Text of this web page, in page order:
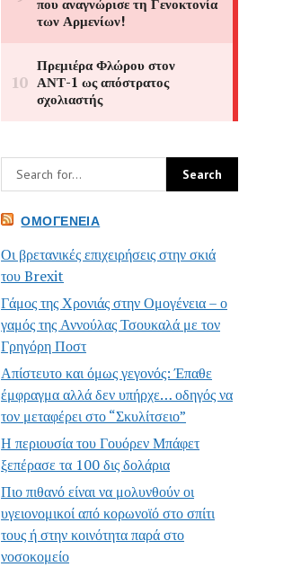
ΟΜΟΓΈΝΕΙΑ
Οι βρετανικές επιχειρήσεις στην σκιά
του Brexit
Γάμος της Χρονιάς στην Ομογένεια – ο
γαμός της Αννούλας Τσουκαλά με τον
Γρηγόρη Ποστ
Απίστευτο και όμως γεγονός: Έπαθε
έμφραγμα αλλά δεν υπήρχε… οδηγός να
τον μεταφέρει στο “Σκυλίτσειο”
Η περιουσία του Γουόρεν Μπάφετ
ξεπέρασε τα 100 δις δολάρια
Πιο πιθανό είναι να μολυνθούν οι
υγειονομικοί από κορωνοϊό στο σπίτι
τους ή στην κοινότητα παρά στο
νοσοκομείο